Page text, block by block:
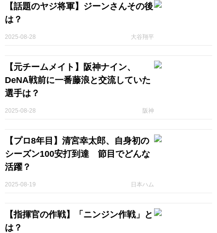
【話題のヤジ将軍】ジーンさんその後
は？
大谷翔平
2025-08-28
【元チームメイト】阪神ナイン、
DeNA戦前に一番藤浪と交流していた
選手は？
阪神
2025-08-28
【プロ8年目】清宮幸太郎、自身初の
シーズン100安打到達 節目でどんな
活躍？
日本ハム
2025-08-19
【指揮官の作戦】「ニンジン作戦」と
は？